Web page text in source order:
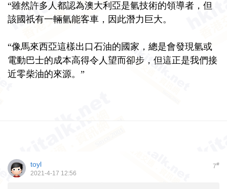
“雖然許多人都認為澳大利亞是氫技術的領導者，但
該國祇有一輛氫能客車，因此潛力巨大。
“像馬來西亞這樣出口石油的國家，總是會發現氫或
電動巴士的成本高得令人望而卻步，但這正是我們接
近零柴油的來源。”
7#
toyl
2021-4-17 12:56